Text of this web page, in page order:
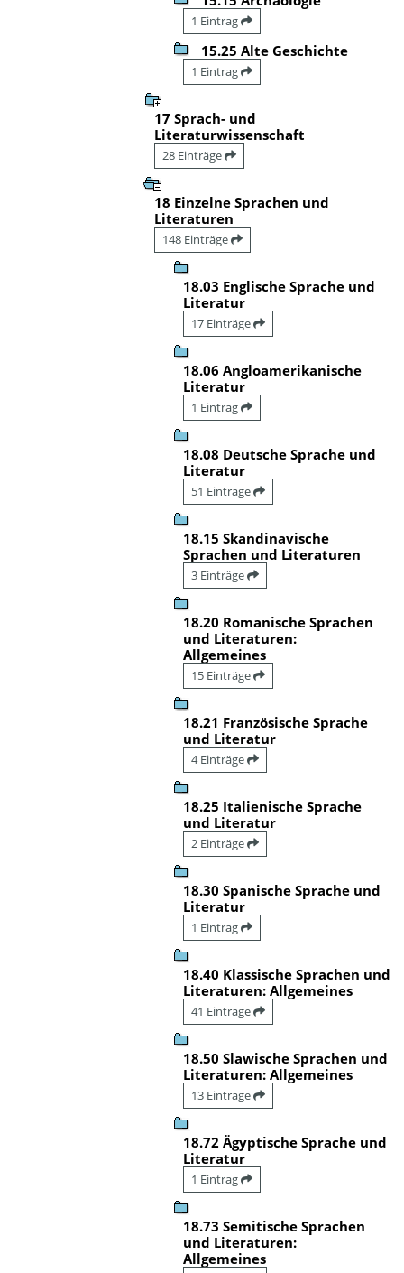
1 Eintrag
15.25 Alte Geschichte
1 Eintrag
17 Sprach- und
Literaturwissenschaft
28 Einträge
18 Einzelne Sprachen und
Literaturen
148 Einträge
18.03 Englische Sprache und
Literatur
17 Einträge
18.06 Angloamerikanische
Literatur
1 Eintrag
18.08 Deutsche Sprache und
Literatur
51 Einträge
18.15 Skandinavische
Sprachen und Literaturen
3 Einträge
18.20 Romanische Sprachen
und Literaturen:
Allgemeines
15 Einträge
18.21 Französische Sprache
und Literatur
4 Einträge
18.25 Italienische Sprache
und Literatur
2 Einträge
18.30 Spanische Sprache und
Literatur
1 Eintrag
18.40 Klassische Sprachen und
Literaturen: Allgemeines
41 Einträge
18.50 Slawische Sprachen und
Literaturen: Allgemeines
13 Einträge
18.72 Ägyptische Sprache und
Literatur
1 Eintrag
18.73 Semitische Sprachen
und Literaturen:
Allgemeines